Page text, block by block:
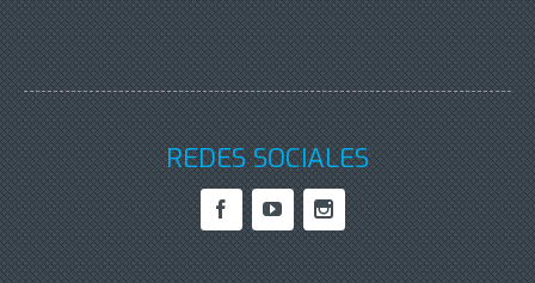
REDES SOCIALES